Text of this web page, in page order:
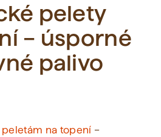
pojmy.
pelety
– úsporné
palivo
peletám na topení –